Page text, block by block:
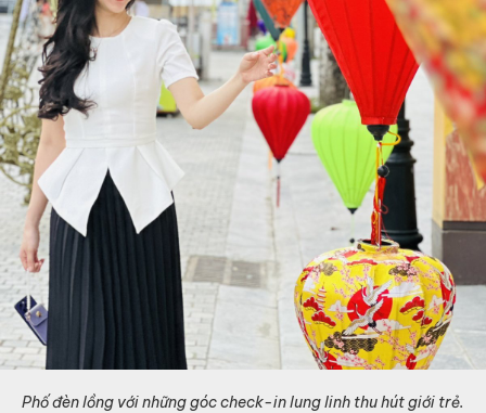
Phố đèn lồng với những góc check-in lung linh thu hút giới trẻ.